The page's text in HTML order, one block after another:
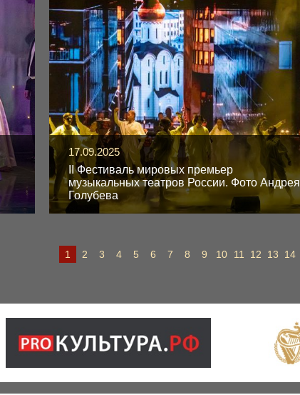
17.09.2025
II Фестиваль мировых премьер
музыкальных театров России. Фото Андрея
Голубева
1 2 3 4 5 6 7 8 9 10 11 12 13 14